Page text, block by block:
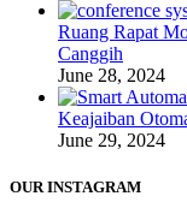
Ruang Rapat
Canggih
June 28, 2024
Keajaiban
June 29, 2024
OUR INSTAGRAM